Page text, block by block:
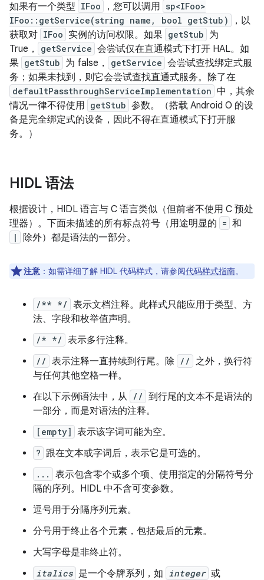
如果有一个类型 IFoo ，您可以调用 sp<IFoo>
IFoo::getService(string name, bool getStub)
，以
获取对 IFoo 实例的访问权限。如果 getStub 为
True，
getService 会尝试仅在直通模式下打开 HAL。如
果 getStub 为 false， getService 会尝试查找绑定式服
务；如果未找到，则它会尝试查找直通式服务。除了在
defaultPassthroughServiceImplementation 中，其余
情况一律不得使用 getStub 参数。（搭载 Android O 的设
备是完全绑定式的设备，因此不得在直通模式下打开服
务。）
HIDL 语法
根据设计，HIDL 语言与 C 语言类似（但前者不使用 C 预处
理器）。下面未描述的所有标点符号（用途明显的 = 和
| 除外）都是语法的一部分。
注意 ：如需详细了解 HIDL 代码样式，请参阅代码样式指南。
/** */ 表示文档注释。此样式只能应用于类型、方
法、字段和枚举值声明。
/* */ 表示多行注释。
// 表示注释一直持续到行尾。除 // 之外，换行符
与任何其他空格一样。
在以下示例语法中，从 // 到行尾的文本不是语法的
一部分，而是对语法的注释。
[empty] 表示该字词可能为空。
? 跟在文本或字词后，表示它是可选的。
...
表示包含零个或多个项、使用指定的分隔符号分
隔的序列。HIDL 中不含可变参数。
逗号用于分隔序列元素。
分号用于终止各个元素，包括最后的元素。
大写字母是非终止符。
italics 是一个令牌系列，如 integer 或